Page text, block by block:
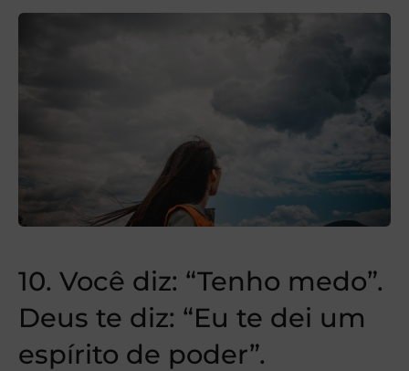
10. Você diz: “Tenho medo”.
Deus te diz: “Eu te dei um
espírito de poder”.